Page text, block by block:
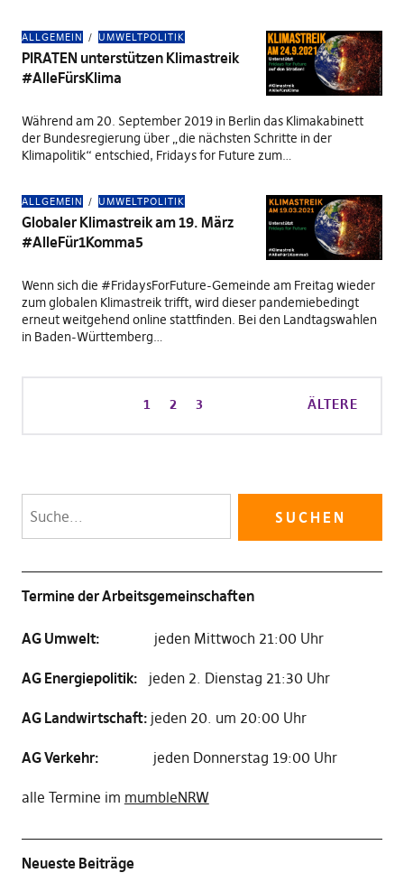
ALLGEMEIN UMWELTPOLITIK
PIRATEN unterstützen Klimastreik
#AlleFürsKlima
Während am 20. September 2019 in Berlin das Klimakabinett
der Bundesregierung über „die nächsten Schritte in der
Klimapolitik“ entschied, Fridays for Future zum…
ALLGEMEIN UMWELTPOLITIK
Globaler Klimastreik am 19. März
#AlleFür1Komma5
Wenn sich die #FridaysForFuture-Gemeinde am Freitag wieder
zum globalen Klimastreik trifft, wird dieser pandemiebedingt
erneut weitgehend online stattfinden. Bei den Landtagswahlen
in Baden-Württemberg…
1 2 3 ÄLTERE
Termine der Arbeitsgemeinschaften
AG Umwelt: jeden Mittwoch 21:00 Uhr
AG Energiepolitik: jeden 2. Dienstag 21:30 Uhr
AG Landwirtschaft: jeden 20. um 20:00 Uhr
AG Verkehr: jeden Donnerstag 19:00 Uhr
alle Termine im mumbleNRW
Neueste Beiträge